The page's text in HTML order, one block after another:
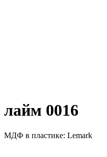
лайм 0016
МДФ в пластике: Lemark